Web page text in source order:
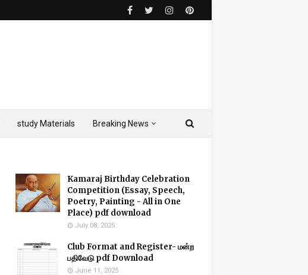
study Materials Breaking News
Kamaraj Birthday Celebration
Competition (Essay, Speech,
Poetry, Painting - All in One
Place) pdf download
July 08, 2025
Club Format and Register- மன்ற
பதிவேடு pdf Download
June 11, 2025